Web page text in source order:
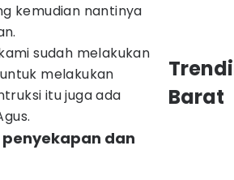
kemudian nantinya
sudah melakukan
melakukan
itu juga ada
dan
Barat